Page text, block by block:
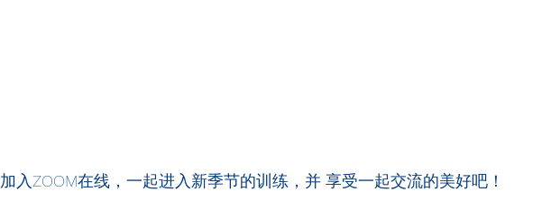
加入ZOOM在线，一起进入新季节的训练，并 享受一起交流的美好吧！